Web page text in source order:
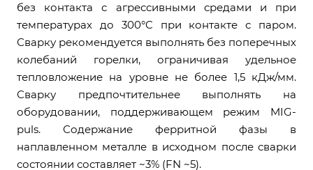
без контакта с агрессивными средами и при
температурах до 300°C при контакте с паром.
Сварку рекомендуется выполнять без поперечных
колебаний горелки, ограничивая удельное
тепловложение на уровне не более 1,5 кДж/мм.
Сварку предпочтительнее выполнять на
оборудовании, поддерживающем режим MIG-
puls. Содержание ферритной фазы в
наплавленном металле в исходном после сварки
состоянии составляет ~3% (FN ~5).